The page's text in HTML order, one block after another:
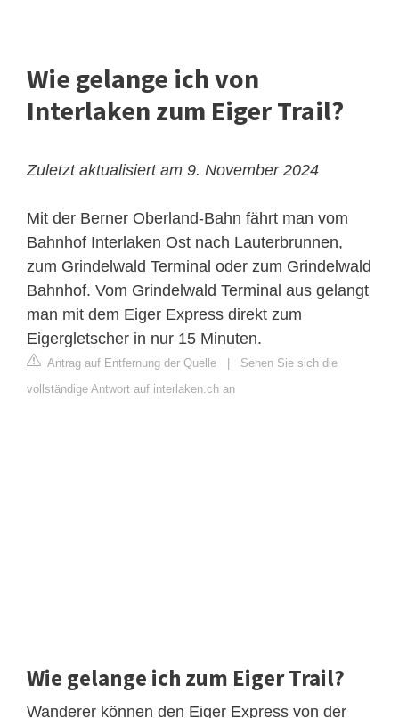
Wie gelange ich von
Interlaken zum Eiger Trail?
Zuletzt aktualisiert am 9. November 2024
Mit der Berner Oberland-Bahn fährt man vom
Bahnhof Interlaken Ost nach Lauterbrunnen,
zum Grindelwald Terminal oder zum Grindelwald
Bahnhof. Vom Grindelwald Terminal aus gelangt
man mit dem Eiger Express direkt zum
Eigergletscher in nur 15 Minuten.
Antrag auf Entfernung der Quelle
Sehen Sie sich die
vollständige Antwort auf interlaken.ch an
Wie gelange ich zum Eiger Trail?
Wanderer können den Eiger Express von der